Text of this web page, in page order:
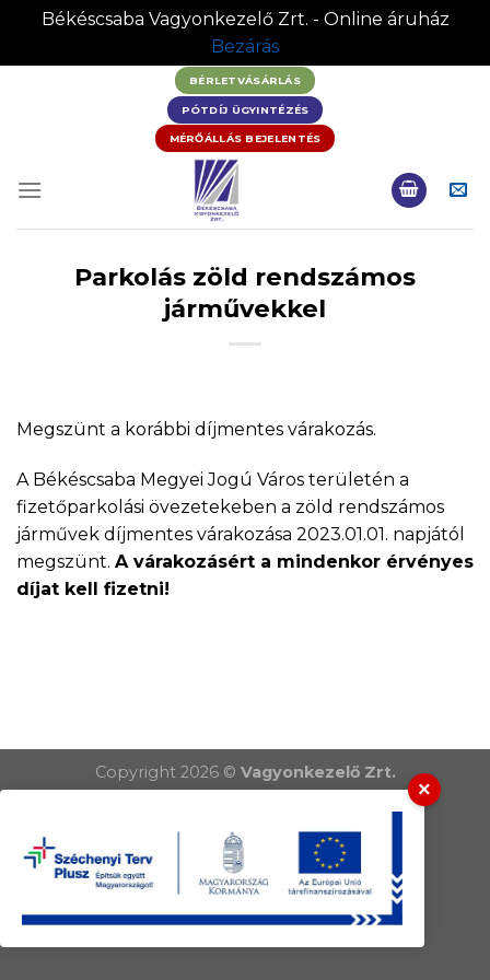
Békéscsaba Vagyonkezelő Zrt. - Online áruház
Bezárás
BÉRLETVÁSÁRLÁS
PÓTDÍJ ÜGYINTÉZÉS
MÉRŐÁLLÁS BEJELENTÉS
Parkolás zöld rendszámos
járművekkel
Megszünt a korábbi díjmentes várakozás.
A Békéscsaba Megyei Jogú Város területén a
fizetőparkolási övezetekeben a zöld rendszámos
járművek díjmentes várakozása 2023.01.01. napjától
megszünt. A várakozásért a mindenkor érvényes
díjat kell fizetni!
×
Copyright 2026 © Vagyonkezelő Zrt.